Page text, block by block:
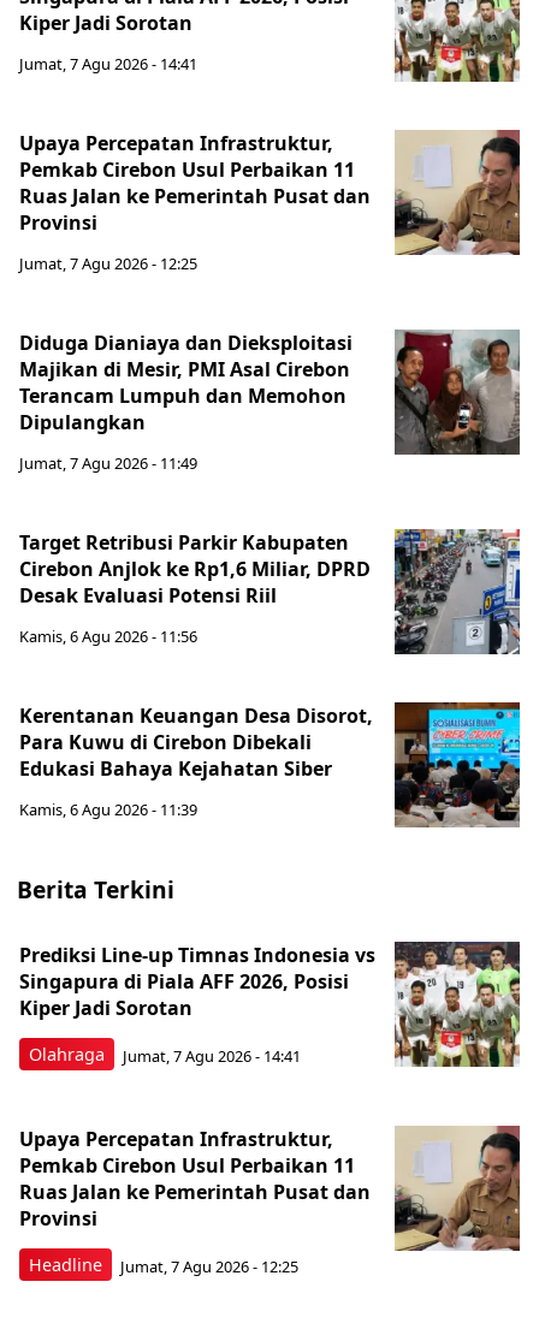
Kiper Jadi Sorotan
Jumat, 7 Agu 2026 - 14:41
Upaya Percepatan Infrastruktur,
Pemkab Cirebon Usul Perbaikan 11
Ruas Jalan ke Pemerintah Pusat dan
Provinsi
Jumat, 7 Agu 2026 - 12:25
Diduga Dianiaya dan Dieksploitasi
Majikan di Mesir, PMI Asal Cirebon
Terancam Lumpuh dan Memohon
Dipulangkan
Jumat, 7 Agu 2026 - 11:49
Target Retribusi Parkir Kabupaten
Cirebon Anjlok ke Rp1,6 Miliar, DPRD
Desak Evaluasi Potensi Riil
Kamis, 6 Agu 2026 - 11:56
Kerentanan Keuangan Desa Disorot,
Para Kuwu di Cirebon Dibekali
Edukasi Bahaya Kejahatan Siber
Kamis, 6 Agu 2026 - 11:39
Berita Terkini
Olahraga
Prediksi Line-up Timnas Indonesia vs
Singapura di Piala AFF 2026, Posisi
Kiper Jadi Sorotan
Jumat, 7 Agu 2026 - 14:41
Headline
Upaya Percepatan Infrastruktur,
Pemkab Cirebon Usul Perbaikan 11
Ruas Jalan ke Pemerintah Pusat dan
Provinsi
Jumat, 7 Agu 2026 - 12:25